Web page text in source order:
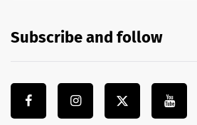
Subscribe and follow